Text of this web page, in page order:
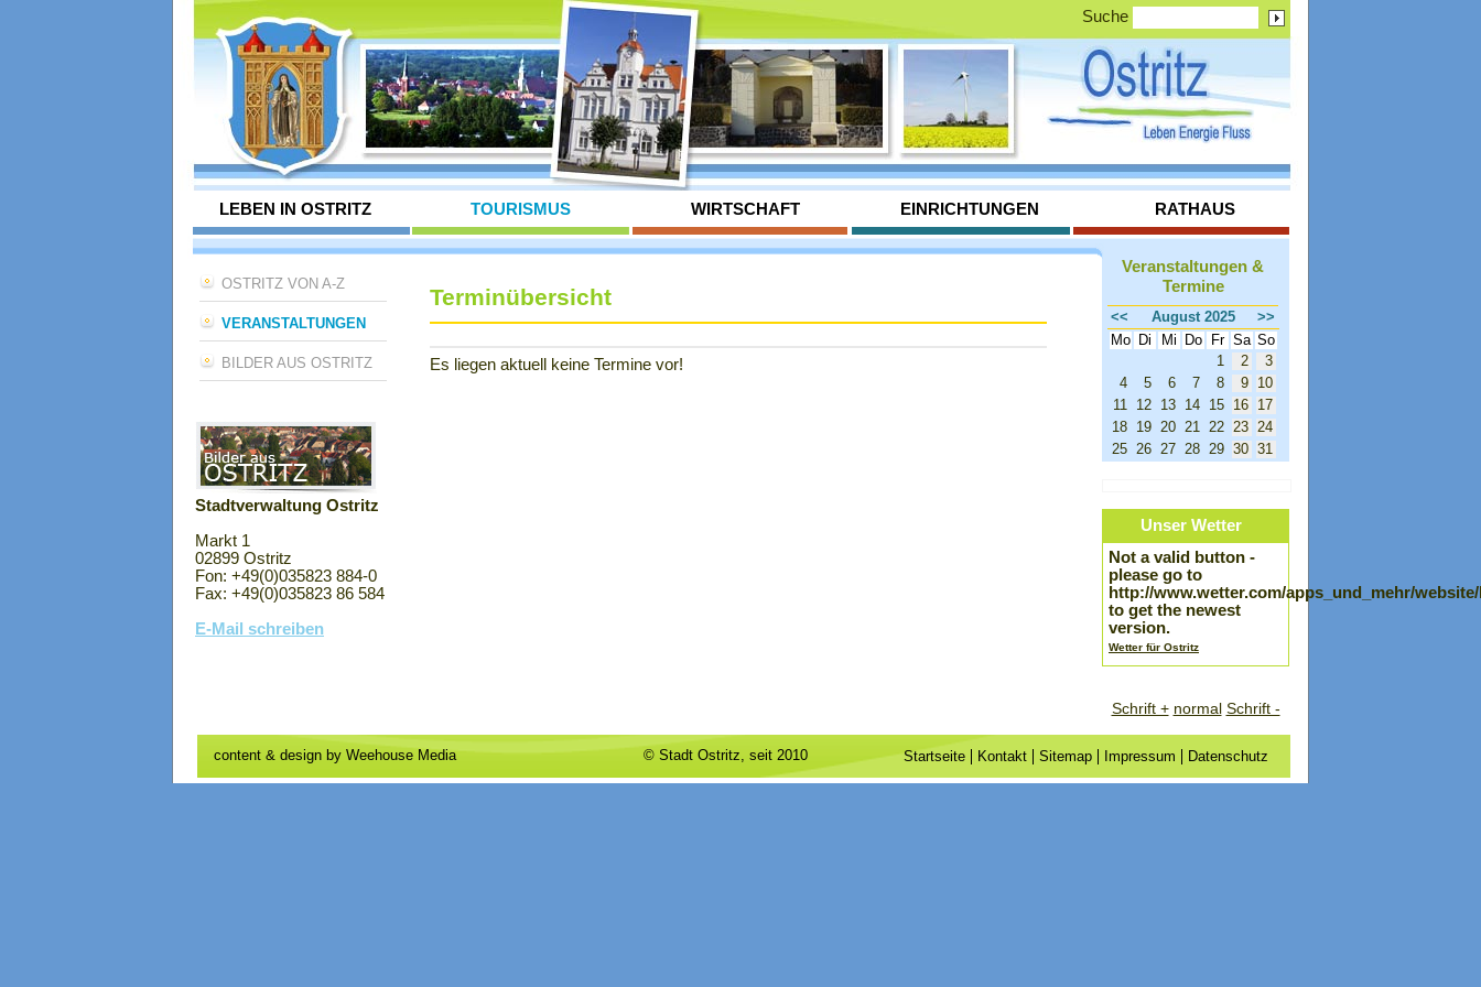
Suche
LEBEN IN OSTRITZ TOURISMUS WIRTSCHAFT EINRICHTUNGEN RATHAUS
OSTRITZ VON A-Z
VERANSTALTUNGEN
BILDER AUS OSTRITZ
Stadtverwaltung Ostritz
Markt 1
02899 Ostritz
Fon: +49(0)035823 884-0
Fax: +49(0)035823 86 584
E-Mail schreiben
Terminübersicht
Es liegen aktuell keine Termine vor!
Veranstaltungen &
Termine
<< August 2025
>>
Mo
Di Mi Do Fr Sa So
1
2
3
4
5 6 7 8 9
10
11
12 13 14 15 16
17
18
19 20 21 22 23
24
25
26 27 28 29 30 31
Unser Wetter
Not a valid button -
please go to
http://www.wetter.com/apps_und_mehr/
to get the newest
version.
Wetter für Ostritz
Schrift + normal Schrift -
content & design by Weehouse Media © Stadt Ostritz, seit 2010 Startseite Kontakt Sitemap Impressum Datenschutz